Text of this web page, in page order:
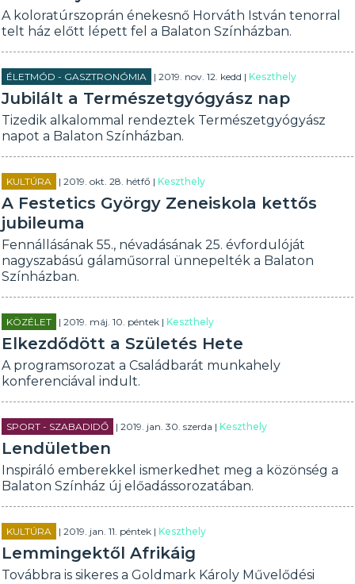
A koloratúrszoprán énekesnő Horváth István tenorral
telt ház előtt lépett fel a Balaton Színházban.
ÉLETMÓD - GASZTRONÓMIA | 2019. nov. 12. kedd |Keszthely
Jubilált a Természetgyógyász nap
Tizedik alkalommal rendeztek Természetgyógyász
napot a Balaton Színházban.
KULTÚRA | 2019. okt. 28. hétfő |Keszthely
A Festetics György Zeneiskola kettős
jubileuma
Fennállásának 55., névadásának 25. évfordulóját
nagyszabású gálaműsorral ünnepelték a Balaton
Színházban.
KÖZÉLET | 2019. máj. 10. péntek |Keszthely
Elkezdődött a Születés Hete
A programsorozat a Családbarát munkahely
konferenciával indult.
SPORT - SZABADIDŐ | 2019. jan. 30. szerda |Keszthely
Lendületben
Inspiráló emberekkel ismerkedhet meg a közönség a
Balaton Színház új előadássorozatában.
KULTÚRA | 2019. jan. 11. péntek |Keszthely
Lemmingektől Afrikáig
Továbbra is sikeres a Goldmark Károly Művelődési